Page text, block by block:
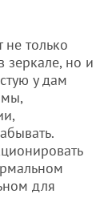
только
зеркале, но и
у дам
для